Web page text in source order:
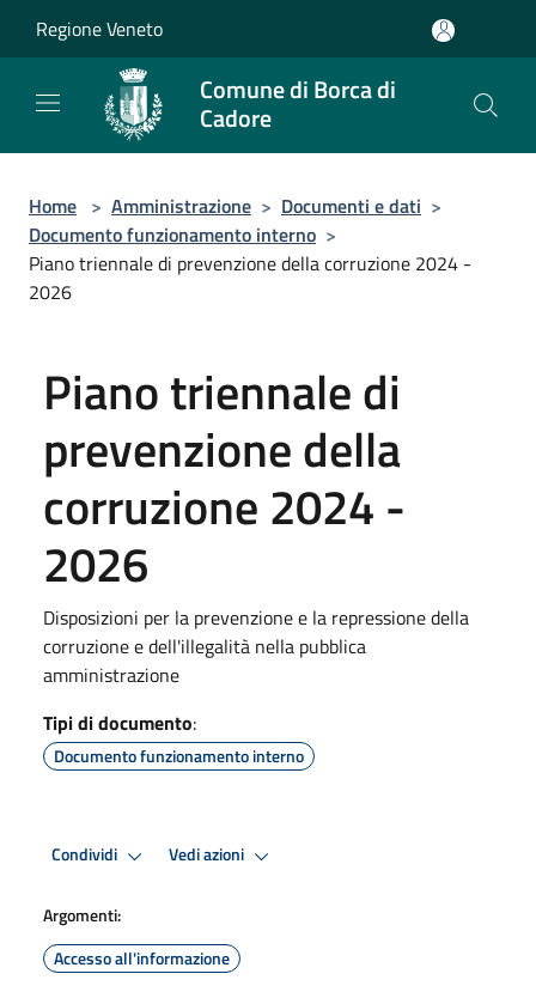
Regione Veneto
Comune di Borca di
Cadore
Home > Amministrazione > Documenti e dati >
Documento funzionamento interno >
Piano triennale di prevenzione della corruzione 2024 -
2026
Piano triennale di
prevenzione della
corruzione 2024 -
2026
Disposizioni per la prevenzione e la repressione della
corruzione e dell'illegalità nella pubblica
amministrazione
Tipi di documento:
Documento funzionamento interno
Condividi Vedi azioni
Argomenti:
Accesso all'informazione